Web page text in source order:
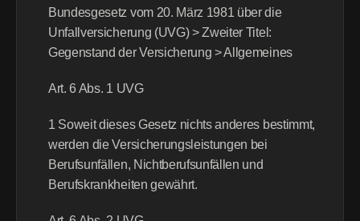
Bundesgesetz vom 20. März 1981 über die
Unfallversicherung (UVG) > Zweiter Titel:
Gegenstand der Versicherung > Allgemeines
Art. 6 Abs. 1 UVG
1 Soweit dieses Gesetz nichts anderes bestimmt,
werden die Versicherungsleistungen bei
Berufsunfällen, Nichtberufsunfällen und
Berufskrankheiten gewährt.